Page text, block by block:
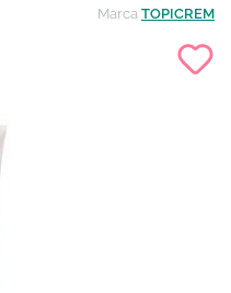
Marca TOPICREM